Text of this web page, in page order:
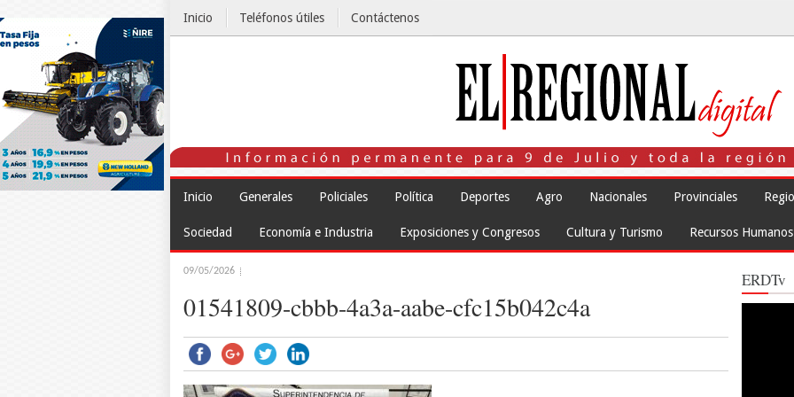
Inicio Teléfonos útiles Contáctenos
Inicio Generales Policiales Política Deportes Agro Nacionales Provinciales
Sociedad Economía e Industria Exposiciones y Congresos Cultura y Turismo Recursos Humanos
09/05/2026
01541809-cbbb-4a3a-aabe-cfc15b042c4a
ERDTv